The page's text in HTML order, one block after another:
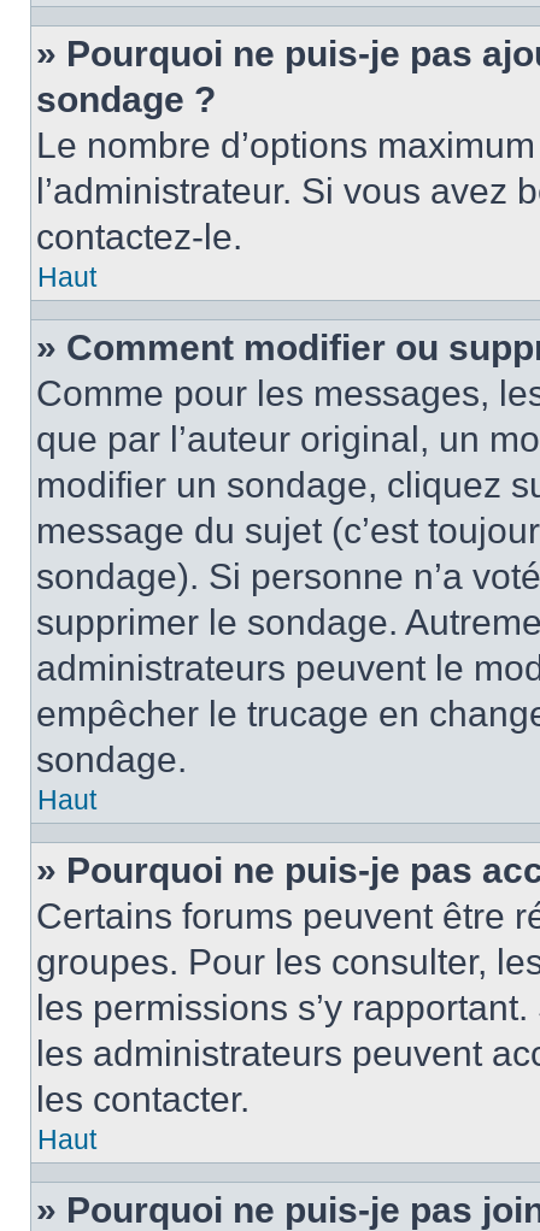
» Pourquoi ne puis-je pas
sondage ?
Le nombre d’options
l’administrateur. Si vous avez
contactez-le.
Haut
» Comment modifier ou
Comme pour les messages,
que par l’auteur original, un
modifier un sondage, cliquez
message du sujet (c’est
sondage). Si personne n’a
supprimer le sondage.
administrateurs peuvent le
empêcher le trucage en
sondage.
Haut
» Pourquoi ne puis-je pas
Certains forums peuvent être
groupes. Pour les consulter,
les permissions s’y
les administrateurs peuvent
les contacter.
Haut
» Pourquoi ne puis-je pas